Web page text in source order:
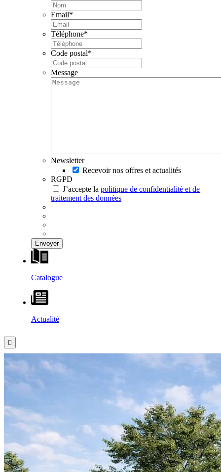
Email*
Téléphone*
Code postal*
Message
Newsletter
Recevoir nos offres et actualités
RGPD
J’accepte la politique de confidentialité et de
traitement des données
Catalogue
Actualité